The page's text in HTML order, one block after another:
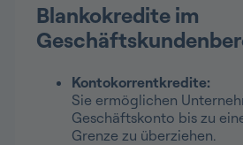
Blankokredite im
Kontokorrentkredite:
Sie ermöglichen
Geschäftskonto bis zu
Grenze zu überziehen.